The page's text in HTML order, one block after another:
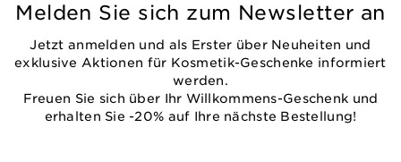
Melden Sie sich zum Newsletter an
Jetzt anmelden und als Erster über Neuheiten und
exklusive Aktionen für Kosmetik-Geschenke informiert
werden.
Freuen Sie sich über Ihr Willkommens-Geschenk und
erhalten Sie -20% auf Ihre nächste Bestellung!